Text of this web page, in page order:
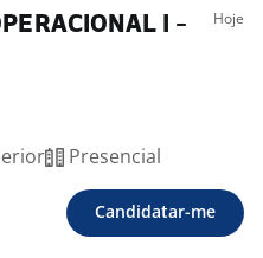
I -
Hoje
Presencial
Candidatar-me